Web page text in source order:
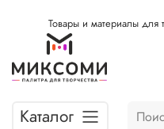
Товары и материалы для
Каталог